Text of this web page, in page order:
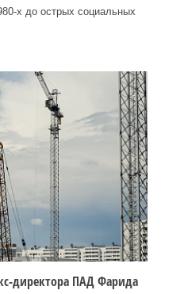
до острых социальных
директора ПАД Фарида